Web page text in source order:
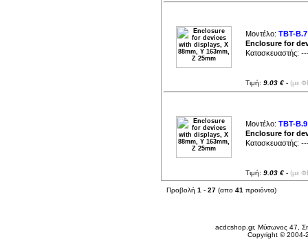
Μοντέλο: TBT-B.7
Enclosure for
Κατασκευαστής:
Τιμή: 9.03 € - (με
Μοντέλο: TBT-B.9
Enclosure for
Κατασκευαστής:
Τιμή: 9.03 € - (με
Προβολή 1 - 27 (απο 41 προιόντα)
acdcshop.gr, Μύσωνος 47,
Copyright ©